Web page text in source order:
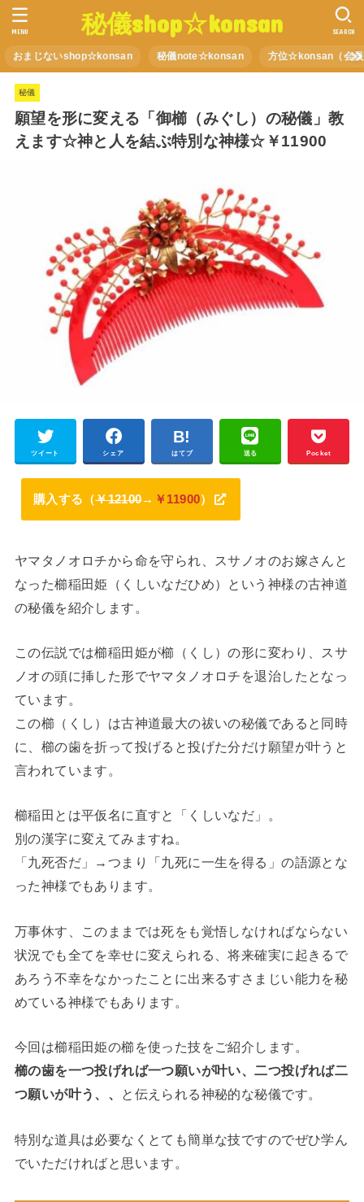
秘儀shop☆konsan
おまじないshop☆konsan 秘儀note☆konsan 方位☆konsan（会員
SEARCH
MENU
秘儀
願望を形に変える「御櫛（みぐし）の秘儀」教
えます☆神と人を結ぶ特別な神様☆￥11900
ツイート シェア はてブ 送る Pocket
購入する（￥12100→ ￥11900）
ヤマタノオロチから命を守られ、スサノオのお嫁さんと
なった櫛稲田姫（くしいなだひめ）という神様の古神道
の秘儀を紹介します。
この伝説では櫛稲田姫が櫛（くし）の形に変わり、スサ
ノオの頭に挿した形でヤマタノオロチを退治したとなっ
ています。
この櫛（くし）は古神道最大の祓いの秘儀であると同時
に、櫛の歯を折って投げると投げた分だけ願望が叶うと
言われています。
櫛稲田とは平仮名に直すと「くしいなだ」。
別の漢字に変えてみますね。
「九死否だ」→つまり「九死に一生を得る」の語源とな
った神様でもあります。
万事休す、このままでは死をも覚悟しなければならない
状況でも全てを幸せに変えられる、将来確実に起きるで
あろう不幸をなかったことに出来るすさまじい能力を秘
めている神様でもあります。
今回は櫛稲田姫の櫛を使った技をご紹介します。
櫛の歯を一つ投げれば一つ願いが叶い、二つ投げれば二
つ願いが叶う、、 と伝えられる神秘的な秘儀です。
特別な道具は必要なくとても簡単な技ですのでぜひ学ん
でいただければと思います。